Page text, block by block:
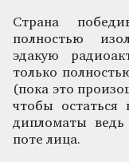
Страна
полностью
эдакую
только
(пока это
чтобы остаться
дипломаты
поте лица.